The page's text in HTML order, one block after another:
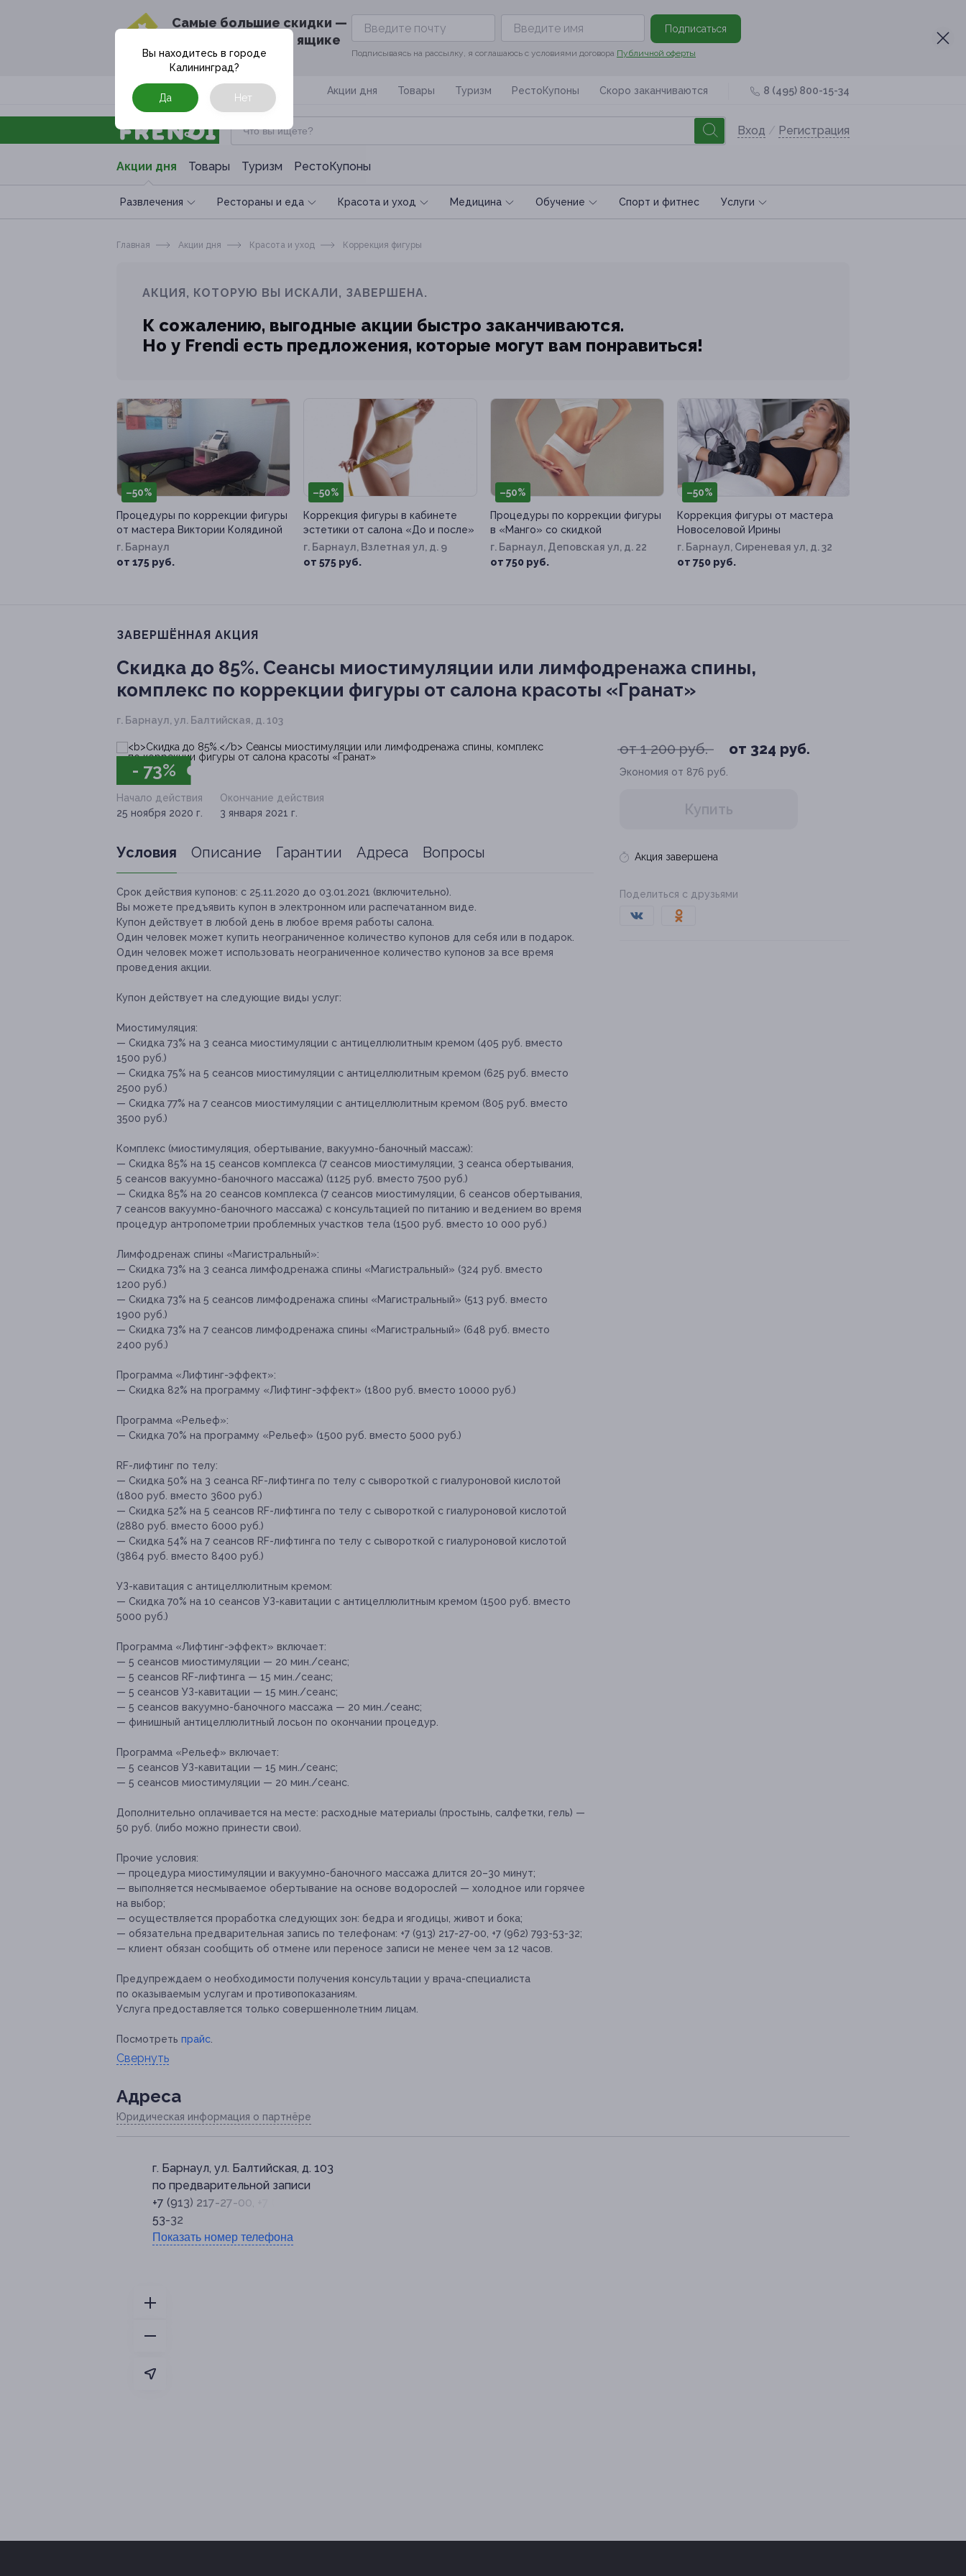
Cамые большие скидки —
в твоём почтовом ящике
Подписаться
Подписываясь на рассылку, я соглашаюсь с условиями договора Публичной оферты
Москва Акции дня Товары Туризм РестоКупоны Скоро заканчиваются 8 (495) 800-15-34
Вход / Регистрация
Акции дня Товары Туризм РестоКупоны
Развлечения Рестораны и еда Красота и уход Медицина Обучение Спoрт и фитнес Услуги
Вы находитесь в городе
Калининград?
Да Нет
Главная Акции дня Красота и уход Коррекция фигуры
АКЦИЯ, КОТОРУЮ ВЫ ИСКАЛИ, ЗАВЕРШЕНА.
К сожалению, выгодные акции быстро заканчиваются.
Но у Frendi есть предложения, которые могут вам понравиться!
–50%
Процедуры по коррекции фигуры
от мастера Виктории Колядиной
г. Барнаул
от 175 руб.
–50%
Коррекция фигуры в кабинете
эстетики от салона «До и после»
г. Барнаул, Взлетная ул, д. 9
от 575 руб.
–50%
Процедуры по коррекции фигуры
в «Манго» со скидкой
г. Барнаул, Деповская ул, д. 22
от 750 руб.
–50%
Коррекция фигуры от мастера
Новоселовой Ирины
г. Барнаул, Сиреневая ул, д. 32
от 750 руб.
ЗАВЕРШЁННАЯ АКЦИЯ
Скидка до 85%. Сеансы миостимуляции или лимфодренажа спины,
комплекс по коррекции фигуры от салона красоты «Гранат»
г. Барнаул, ул. Балтийская, д. 103
- 73%
от 1 200 руб. от 324 руб.
Экономия от 876 руб.
Купить
Акция завершена
Поделиться с друзьями
Начало действия
25 ноября 2020 г.
Окончание действия
3 января 2021 г.
Условия Описание Гарантии Адреса Вопросы
Срок действия купонов: с 25.11.2020 до 03.01.2021 (включительно).
Вы можете предъявить купон в электронном или распечатанном виде.
Купон действует в любой день в любое время работы салона.
Один человек может купить неограниченное количество купонов для себя или в подарок.
Один человек может использовать неограниченное количество купонов за все время
проведения акции.
Купон действует на следующие виды услуг:
Миостимуляция:
— Скидка 73% на 3 сеанса миостимуляции с антицеллюлитным кремом (405 руб. вместо
1500 руб.)
— Скидка 75% на 5 сеансов миостимуляции с антицеллюлитным кремом (625 руб. вместо
2500 руб.)
— Скидка 77% на 7 сеансов миостимуляции с антицеллюлитным кремом (805 руб. вместо
3500 руб.)
Комплекс (миостимуляция, обертывание, вакуумно-баночный массаж):
— Скидка 85% на 15 сеансов комплекса (7 сеансов миостимуляции, 3 сеанса обертывания,
5 сеансов вакуумно-баночного массажа) (1125 руб. вместо 7500 руб.)
— Скидка 85% на 20 сеансов комплекса (7 сеансов миостимуляции, 6 сеансов обертывания,
7 сеансов вакуумно-баночного массажа) с консультацией по питанию и ведением во время
процедур антропометрии проблемных участков тела (1500 руб. вместо 10 000 руб.)
Лимфодренаж спины «Магистральный»:
— Скидка 73% на 3 сеанса лимфодренажа спины «Магистральный» (324 руб. вместо
1200 руб.)
— Скидка 73% на 5 сеансов лимфодренажа спины «Магистральный» (513 руб. вместо
1900 руб.)
— Скидка 73% на 7 сеансов лимфодренажа спины «Магистральный» (648 руб. вместо
2400 руб.)
Программа «Лифтинг-эффект»:
— Скидка 82% на программу «Лифтинг-эффект» (1800 руб. вместо 10000 руб.)
Программа «Рельеф»:
— Скидка 70% на программу «Рельеф» (1500 руб. вместо 5000 руб.)
RF-лифтинг по телу:
— Скидка 50% на 3 сеанса RF-лифтинга по телу с сывороткой с гиалуроновой кислотой
(1800 руб. вместо 3600 руб.)
— Скидка 52% на 5 сеансов RF-лифтинга по телу с сывороткой с гиалуроновой кислотой
(2880 руб. вместо 6000 руб.)
— Скидка 54% на 7 сеансов RF-лифтинга по телу с сывороткой с гиалуроновой кислотой
(3864 руб. вместо 8400 руб.)
УЗ-кавитация с антицеллюлитным кремом:
— Скидка 70% на 10 сеансов УЗ-кавитации с антицеллюлитным кремом (1500 руб. вместо
5000 руб.)
Программа «Лифтинг-эффект» включает:
— 5 сеансов миостимуляции — 20 мин./сеанс;
— 5 сеансов RF-лифтинга — 15 мин./сеанс;
— 5 сеансов УЗ-кавитации — 15 мин./сеанс;
— 5 сеансов вакуумно-баночного массажа — 20 мин./сеанс;
— финишный антицеллюлитный лосьон по окончании процедур.
Программа «Рельеф» включает:
— 5 сеансов УЗ-кавитации — 15 мин./сеанс;
— 5 сеансов миостимуляции — 20 мин./сеанс.
Дополнительно оплачивается на месте: расходные материалы (простынь, салфетки, гель) —
50 руб. (либо можно принести свои).
Прочие условия:
— процедура миостимуляции и вакуумно-баночного массажа длится 20–30 минут;
— выполняется несмываемое обертывание на основе водорослей — холодное или горячее
на выбор;
— осуществляется проработка следующих зон: бедра и ягодицы, живот и бока;
— обязательна предварительная запись по телефонам: +7 (913) 217-27-00, +7 (962) 793-53-32;
— клиент обязан сообщить об отмене или переносе записи не менее чем за 12 часов.
Предупреждаем о необходимости получения консультации у врача-специалиста
по оказываемым услугам и противопоказаниям.
Услуга предоставляется только совершеннолетним лицам.
Посмотреть прайс
Свернуть
Адресa
Юридическая информация о партнёре
г. Барнаул, ул. Балтийская, д. 103
по предварительной записи
+7 (913) 217-27-00, +7 (962) 793-
53-32
Показать номер телефона